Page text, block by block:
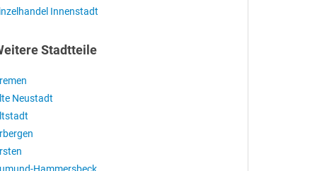
Innenstadt
Stadtteile
Neustadt